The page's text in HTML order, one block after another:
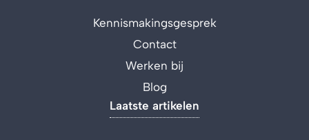
Kennismakingsgesprek
Contact
Werken bij
Blog
Laatste artikelen